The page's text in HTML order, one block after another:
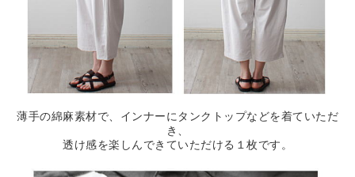
薄手の綿麻素材で、インナーにタンクトップなどを着ていただ
き、
透け感を楽しんできていただける１枚です。